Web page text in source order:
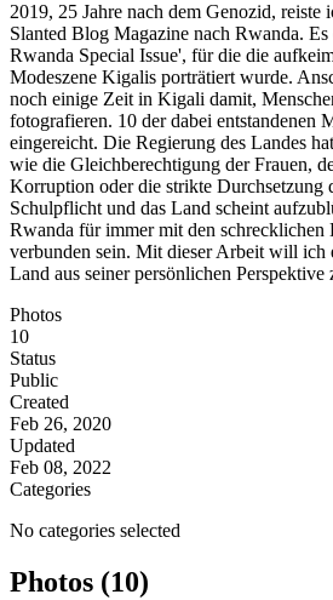
2019, 25 Jahre nach dem Genozid, reiste
Slanted Blog Magazine nach Rwanda. Es
Rwanda Special Issue', für die die
Modeszene Kigalis porträtiert wurde.
noch einige Zeit in Kigali damit,
fotografieren. 10 der dabei entstandenen
eingereicht. Die Regierung des Landes
wie die Gleichberechtigung der Frauen,
Korruption oder die strikte Durchsetzung
Schulpflicht und das Land scheint
Rwanda für immer mit den schrecklichen
verbunden sein. Mit dieser Arbeit will ich
Land aus seiner persönlichen Perspektive
Photos
10
Status
Public
Created
Feb 26, 2020
Updated
Feb 08, 2022
Categories
No categories selected
Photos (10)